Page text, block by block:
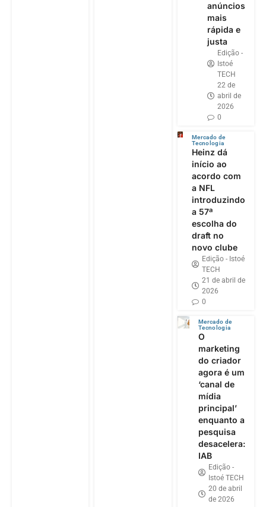
anúncios
mais
rápida e
justa
Edição -
Istoé
TECH
22 de
abril de
2026
0
Mercado de
Tecnologia
Heinz dá
início ao
acordo com
a NFL
introduzindo
a 57ª
escolha do
draft no
novo clube
Edição - Istoé
TECH
21 de abril de
2026
0
Mercado de
Tecnologia
O
marketing
do criador
agora é um
‘canal de
mídia
principal’
enquanto a
pesquisa
desacelera:
IAB
Edição -
Istoé TECH
20 de abril
de 2026